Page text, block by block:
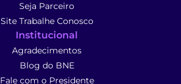
Seja Parceiro
Site Trabalhe Conosco
Institucional
Agradecimentos
Blog do BNE
Fale com o Presidente